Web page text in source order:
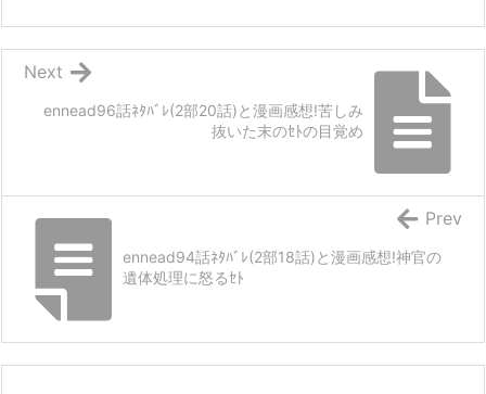
ennead96話ﾈﾀﾊﾞﾚ(2部20話)と漫画感想!苦しみ
抜いた末のｾﾄの目覚め
Next
ennead94話ﾈﾀﾊﾞﾚ(2部18話)と漫画感想!神官の
遺体処理に怒るｾﾄ
Prev